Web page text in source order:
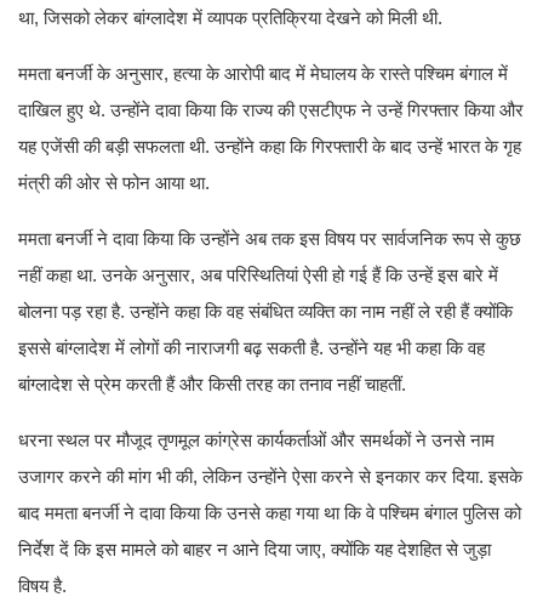
था, जिसको लेकर बांग्लादेश में व्यापक प्रतिक्रिया देखने को मिली थी.
ममता बनर्जी के अनुसार, हत्या के आरोपी बाद में मेघालय के रास्ते पश्चिम बंगाल में
दाखिल हुए थे. उन्होंने दावा किया कि राज्य की एसटीएफ ने उन्हें गिरफ्तार किया और
यह एजेंसी की बड़ी सफलता थी. उन्होंने कहा कि गिरफ्तारी के बाद उन्हें भारत के गृह
मंत्री की ओर से फोन आया था.
ममता बनर्जी ने दावा किया कि उन्होंने अब तक इस विषय पर सार्वजनिक रूप से कुछ
नहीं कहा था. उनके अनुसार, अब परिस्थितियां ऐसी हो गई हैं कि उन्हें इस बारे में
बोलना पड़ रहा है. उन्होंने कहा कि वह संबंधित व्यक्ति का नाम नहीं ले रही हैं क्योंकि
इससे बांग्लादेश में लोगों की नाराजगी बढ़ सकती है. उन्होंने यह भी कहा कि वह
बांग्लादेश से प्रेम करती हैं और किसी तरह का तनाव नहीं चाहतीं.
धरना स्थल पर मौजूद तृणमूल कांग्रेस कार्यकर्ताओं और समर्थकों ने उनसे नाम
उजागर करने की मांग भी की, लेकिन उन्होंने ऐसा करने से इनकार कर दिया. इसके
बाद ममता बनर्जी ने दावा किया कि उनसे कहा गया था कि वे पश्चिम बंगाल पुलिस को
निर्देश दें कि इस मामले को बाहर न आने दिया जाए, क्योंकि यह देशहित से जुड़ा
विषय है.